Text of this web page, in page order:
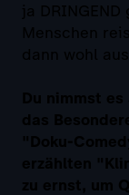
ja
Menschen
dann wohl
Du nimmst
das
"Doku-
erzählten
zu ernst, um